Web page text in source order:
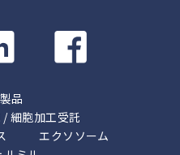
ム
ン
ク
品
細胞加工受託
エクソソーム